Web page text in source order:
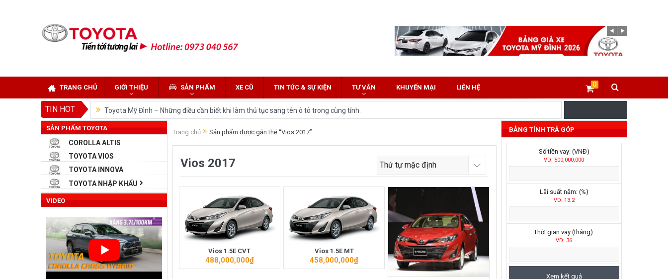
TRANG CHỦ GIỚI THIỆU SẢN PHẨM XE CŨ TIN TỨC & SỰ KIỆN TƯ VẤN KHUYẾN MẠI LIÊN HỆ 0
TIN HOT Toyota Mỹ Đình – Những điều cần biết khi làm thủ tục sang tên ô tô trong cùng tỉnh.
So sánh Toyota Veloz Cross và Toyota Innova: Nên chọn xe nào?
Đánh giá tổng quan về xe Toyota Veloz Cross 2022 HOT nhất trên thị trường.
Những dòng xe của Toyota đang chiếm lĩnh tại thị trường Việt Nam?
Toyota Việt Nam chính thức ra mắt Toyota Fortuner 2022 và Land cruiser 2022 phiên bản mới
Toyota Raize phân khúc SUV cỡ nhỏ mới hứa hẹn nhiều đột phá
“Bật mí” những thay đổi của Toyota Land Cruiser 2021 vừa được ra mắt tại Việt Nam
Những dòng xe Toyota đang phổ biến nhất trên thị trường Việt Nam hiện nay.
Lựa chọn Toyota Corolla Cross hay Mazda CX-5 trong phân khúc C – SUV? Những thay đổi trên dòng xe Vios 2022
Trang chủ Sản phẩm được gắn thẻ “Vios 2017”
Vios 2017
Vios 1.5E CVT
488,000,000₫
Vios 1.5E MT
458,000,000₫
SẢN PHẨM TOYOTA
COROLLA ALTIS
TOYOTA VIOS
TOYOTA INNOVA
TOYOTA NHẬP KHẨU
VIDEO
BẢNG TÍNH TRẢ GÓP
Số tiền vay: (VNĐ)
VD: 500,000,000
Lãi suất năm: (%)
VD: 13.2
Thời gian vay (tháng):
VD: 36